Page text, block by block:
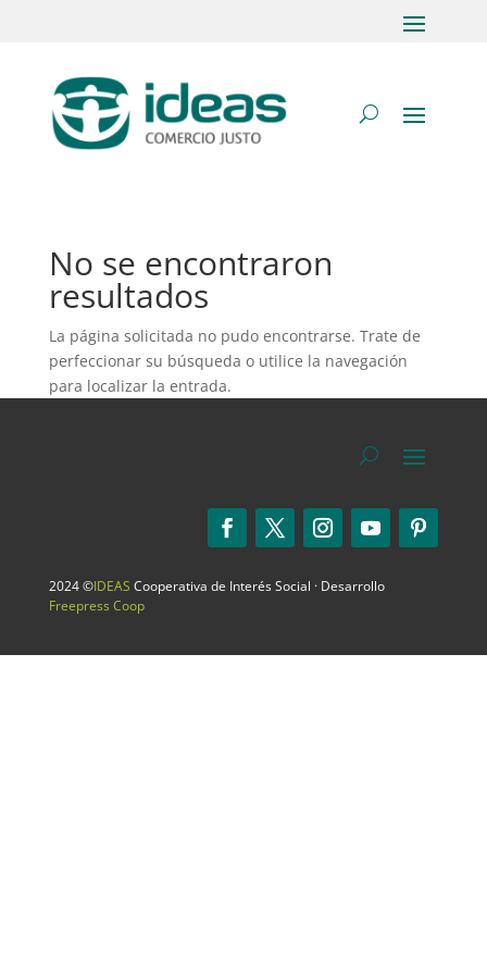
No se encontraron
resultados
La página solicitada no pudo encontrarse. Trate de
perfeccionar su búsqueda o utilice la navegación
para localizar la entrada.
2024 ©IDEAS Cooperativa de Interés Social · Desarrollo
Freepress Coop